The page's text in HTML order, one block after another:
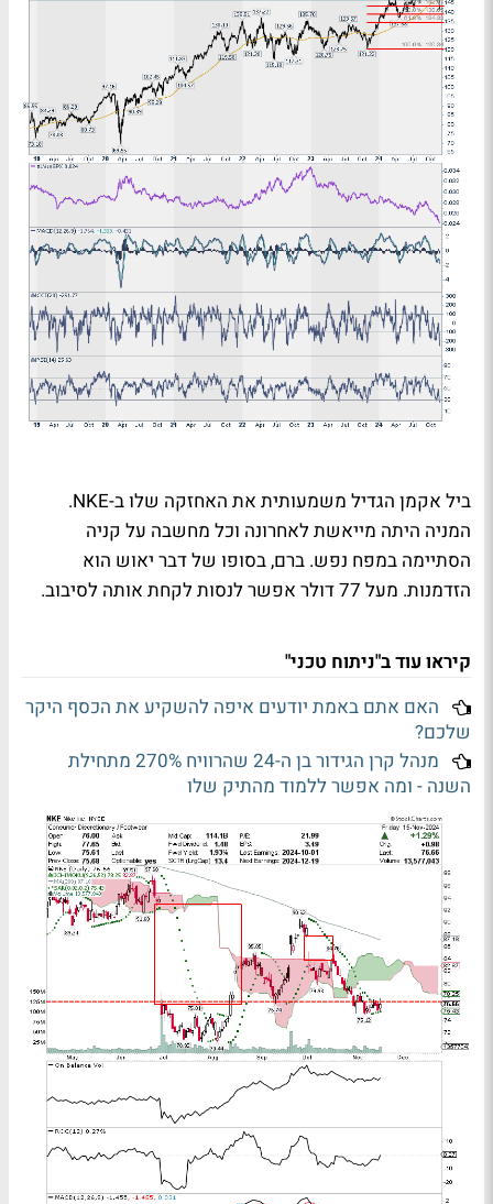
ביל אקמן הגדיל משמעותית את האחזקה שלו ב-NKE.
המניה היתה מייאשת לאחרונה וכל מחשבה על קניה
הסתיימה במפח נפש. ברם, בסופו של דבר יאוש הוא
הזדמנות. מעל 77 דולר אפשר לנסות לקחת אותה לסיבוב.
קיראו עוד ב"ניתוח טכני"
האם אתם באמת יודעים איפה להשקיע את הכסף היקר
שלכם?
מנהל קרן הגידור בן ה-24 שהרוויח 270% מתחילת
השנה - ומה אפשר ללמוד מהתיק שלו